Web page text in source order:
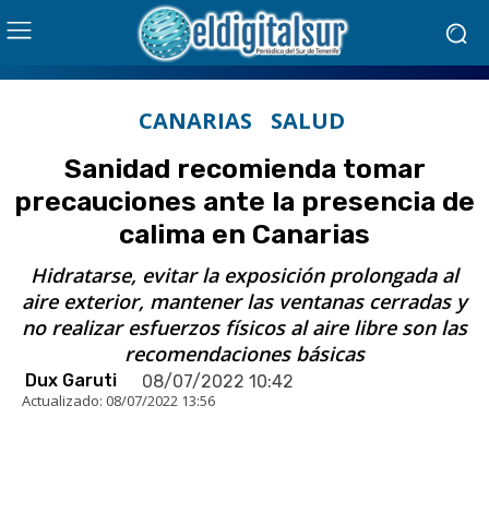
CANARIAS SALUD
Sanidad recomienda tomar
precauciones ante la presencia de
calima en Canarias
Hidratarse, evitar la exposición prolongada al
aire exterior, mantener las ventanas cerradas y
no realizar esfuerzos físicos al aire libre son las
recomendaciones básicas
Dux Garuti 08/07/2022 10:42
Actualizado: 08/07/2022 13:56